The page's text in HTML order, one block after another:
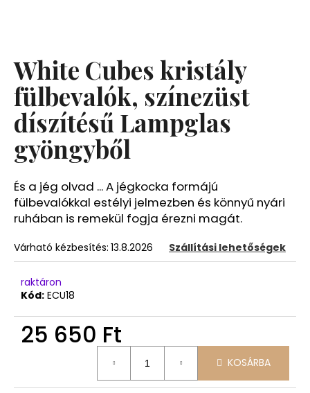
White Cubes kristály
fülbevalók, színezüst
díszítésű Lampglas
gyöngyből
És a jég olvad ... A jégkocka formájú
fülbevalókkal estélyi jelmezben és könnyű nyári
ruhában is remekül fogja érezni magát.
Várható kézbesítés: 13.8.2026 Szállítási lehetőségek
raktáron
Kód: ECU18
25 650 Ft
KOSÁRBA
á
n
l
j
u
k